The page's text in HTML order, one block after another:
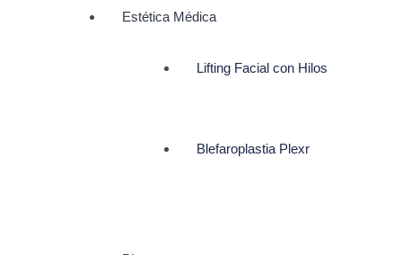
Estética Médica
Lifting Facial con Hilos
Blefaroplastia Plexr